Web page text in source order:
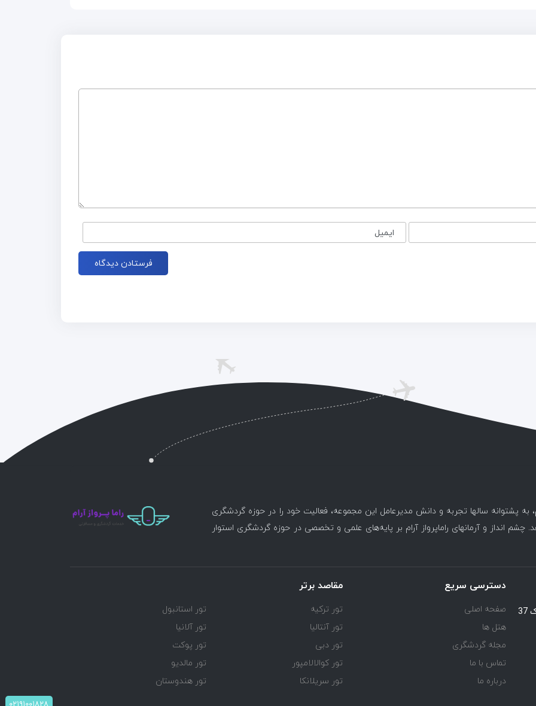
ایمیل
به پشتوانه سالها تجربه و دانش مدیرعامل این مجموعه، فعالیت خود را در حوزه گردشگری
چشم انداز و آرمانهای راماپرواز آرام بر پایه‌های علمی و تخصصی در حوزه گردشگری استوار
یوسف آباد خیابان اسد آبادی جنب کوچه هفتم پلاک 37
دسترسی سریع
صفحه اصلی
هتل ها
مجله گردشگری
تماس با ما
درباره ما
مقاصد برتر
تور ترکیه
تور استانبول
تور آنتالیا
تور آلانیا
تور دبی
تور پوکت
تور کوالالامپور
تور مالدیو
تور سریلانکا
تور هندوستان